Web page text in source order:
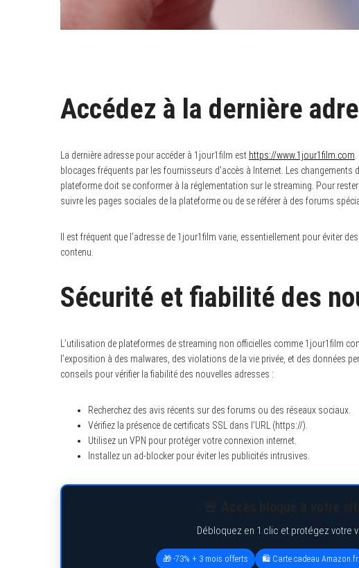
Accédez à la dernière
La dernière adresse pour accéder à 1jour1film est https://www.1jour1film.com
blocages fréquents par les fournisseurs d’accès à Internet. Les
plateforme doit se conformer à la réglementation sur le streaming. Pour
suivre les pages sociales de la plateforme ou de se référer à des forums
Il est fréquent que l’adresse de 1jour1film varie, essentiellement pour éviter
contenu.
Sécurité et fiabilité des
L’utilisation de plateformes de streaming non officielles comme 1jour1film
l’exposition à des malwares, des violations de la vie privée, et des données
conseils pour vérifier la fiabilité des nouvelles adresses :
Recherchez des avis récents sur des forums ou des réseaux sociaux.
Vérifiez la présence de certificats SSL dans l’URL (https://).
Utilisez un VPN pour protéger votre connexion internet.
Installez un ad-blocker pour éviter les publicités intrusives.
Débloquez en 1 clic et protégez votre
🎁 -73% + 3 mois offerts 🛍️ Carte cadeau Amazon.fr